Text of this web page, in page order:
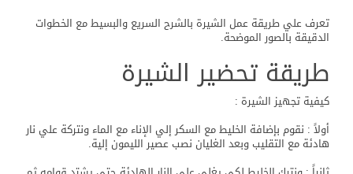
تعرف علي طريقة عمل الشيرة بالشرح السريع والبسيط مع الخطوات
الدقيقة بالصور الموضحة.
طريقة تحضير الشيرة
كيفية تجهيز الشيرة :
أولاً : نقوم بإضافة الخليط مع السكر إلي الإناء مع الماء ونتركة علي نار
هادئة مع التقليب وبعد الغليان نصب عصير الليمون إلية.